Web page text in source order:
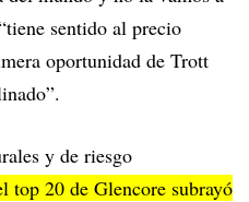
sentido al precio
oportunidad de Trott
y de riesgo
top 20 de Glencore subrayó